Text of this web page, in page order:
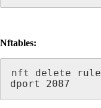
Nftables:
nft delete
dport 2087